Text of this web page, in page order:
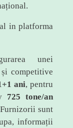
in platforma
unei
competitive
ani, pentru
725 tone/an
sunt
informații